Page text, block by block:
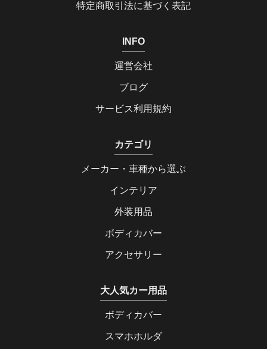
特定商取引法に基づく表記
INFO
運営会社
ブログ
サービス利用規約
カテゴリ
メーカー・車種から選ぶ
インテリア
外装用品
ボディカバー
アクセサリー
大人気カー用品
ボディカバー
スマホホルダ